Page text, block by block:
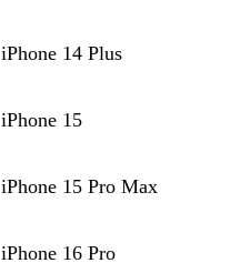
iPhone 14 Plus
iPhone 15
iPhone 15 Pro Max
iPhone 16 Pro